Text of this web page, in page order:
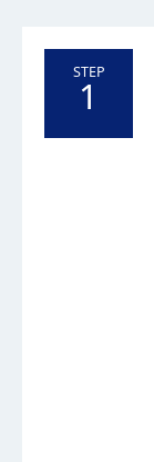
STEP
1